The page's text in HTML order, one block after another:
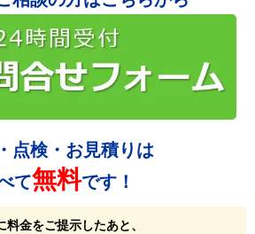
点検・お見積りは
て無料です！
料金をご提示したあと、